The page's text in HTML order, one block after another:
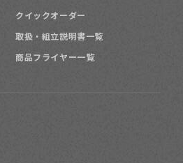
クイックオーダー
取扱・組立説明書一覧
商品フライヤー一覧